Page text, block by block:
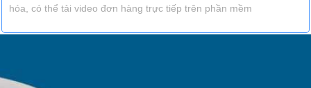
hóa, có thể tải video đơn hàng trực tiếp trên phần mềm